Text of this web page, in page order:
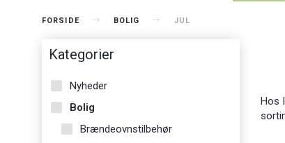
FORSIDE BOLIG JUL
Kategorier
Nyheder
Bolig
Brændeovnstilbehør
Hos